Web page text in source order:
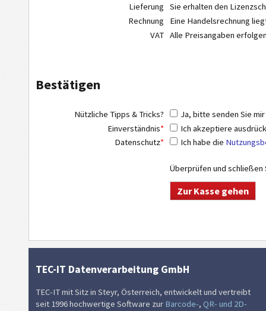
Lieferung
Sie erhalten den
Rechnung
Eine Handelsrechnung
VAT Alle Preisangaben
Bestätigen
Nützliche Tipps & Tricks?
Ja, bitte senden Sie
Einverständnis*
Ich akzeptiere
Datenschutz* Ich habe die
Überprüfen und schließen
TEC-IT Datenverarbeitung GmbH
TEC-IT mit Sitz in Steyr, Österreich, entwickelt und vertreibt
seit 1996 hochwertige Software zur Barcode-, QR- und 2D-